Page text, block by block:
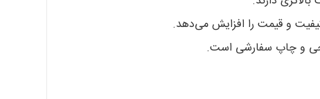
و چاپ سفارشی است.